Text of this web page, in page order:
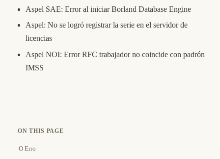
Aspel SAE: Error al iniciar Borland Database Engine
Aspel: No se logró registrar la serie en el servidor de
licencias
Aspel NOI: Error RFC trabajador no coincide con padrón
IMSS
ON THIS PAGE
O Erro